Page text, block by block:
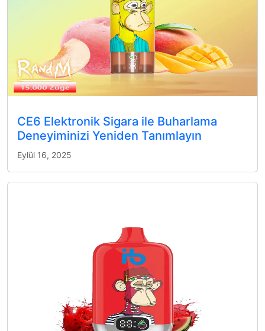
CE6 Elektronik Sigara ile Buharlama
Deneyiminizi Yeniden Tanımlayın
Eylül 16, 2025